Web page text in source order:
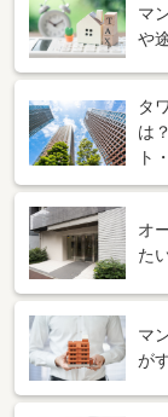
マ
や
タ
は
ト
オ
た
マ
が